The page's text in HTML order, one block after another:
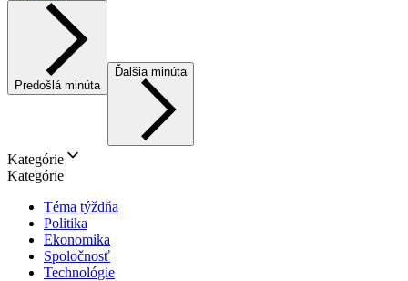
Predošlá minúta
Ďalšia minúta
Kategórie
Kategórie
Téma týždňa
Politika
Ekonomika
Spoločnosť
Technológie